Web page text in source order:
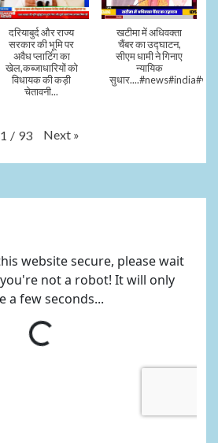
दरियाबुर्द और राज्य
सरकार की भूमि पर
अवैध प्लाटिंग का
खेल,कब्जाधारियों को
विधायक की कड़ी
चेतावनी...
खटीमा में अधिवक्ता
चैंबर का उद्घाटन,
सीएम धामी ने गिनाए
न्यायिक
1 / 93 Next »